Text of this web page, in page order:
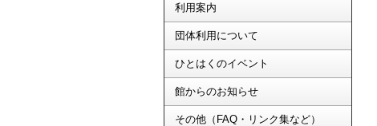
利用案内
団体利用について
ひとはくのイベント
館からのお知らせ
その他（FAQ・リンク集など）